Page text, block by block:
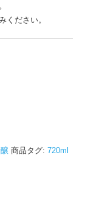
ください。
商品タグ: 720ml